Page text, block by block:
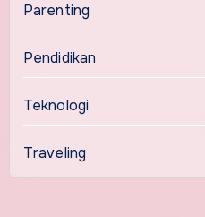
Parenting
Pendidikan
Teknologi
Traveling